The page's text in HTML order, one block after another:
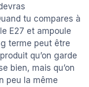
tu compares à
E27 et ampoule
terme peut être
qu’on garde
bien, mais qu’on
peu la même